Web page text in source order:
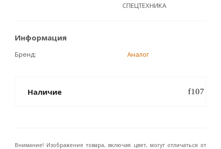
СПЕЦТЕХНИКА
Информация
Бренд Аналог
Наличие
Внимание! Изображение товара, включая цвет, могут отличаться от